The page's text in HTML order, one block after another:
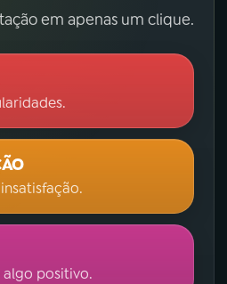
em apenas um clique.
positivo.